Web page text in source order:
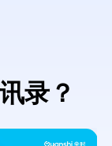
录？